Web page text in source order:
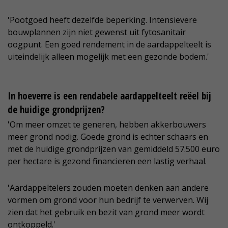
'Pootgoed heeft dezelfde beperking. Intensievere
bouwplannen zijn niet gewenst uit fytosanitair
oogpunt. Een goed rendement in de aardappelteelt is
uiteindelijk alleen mogelijk met een gezonde bodem.'
In hoeverre is een rendabele aardappelteelt reëel bij
de huidige grondprijzen?
'Om meer omzet te generen, hebben akkerbouwers
meer grond nodig. Goede grond is echter schaars en
met de huidige grondprijzen van gemiddeld 57.500 euro
per hectare is gezond financieren een lastig verhaal.
'Aardappeltelers zouden moeten denken aan andere
vormen om grond voor hun bedrijf te verwerven. Wij
zien dat het gebruik en bezit van grond meer wordt
ontkoppeld.'